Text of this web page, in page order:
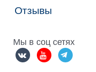
Отзывы
Мы в соц сетях